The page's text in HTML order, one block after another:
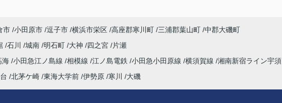
市 小田原市 逗子市 横浜市栄区 高座郡寒川町 三浦郡葉山町 中郡大磯町
石川 城南 明石町 大神 四之宮
片瀬
海 小田急江ノ島線 相模線 江ノ島電鉄 小田急小田原線 横須賀線 湘南新宿ライン宇須
北茅ケ崎 東海大学前 伊勢原 寒川 大磯